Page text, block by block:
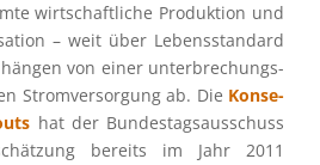
wirtschaft­li­che Produk­tion und
– weit über Lebens­stan­dard
von einer unter­bre­chungs­
Strom­ver­sor­gung ab. Die Konse­
hat der Bundes­tags­aus­schuss
bereits im Jahr 2011